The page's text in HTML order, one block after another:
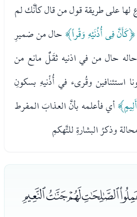
لها على طريقة قول من قال كأنَّك لم
﴿كَأَنَّ فِى أُذُنَيْهِ وَقْراً﴾حال من ضميرِ
حال من في اذنيه ثقَلٌ مانع من
استئنافين وقُرىء في أُذْنيهِ بسكونِ
أي فأعلمه بأنَّ العذابَ المفرط
وذكرُ البشارةِ للتَّهكمِ